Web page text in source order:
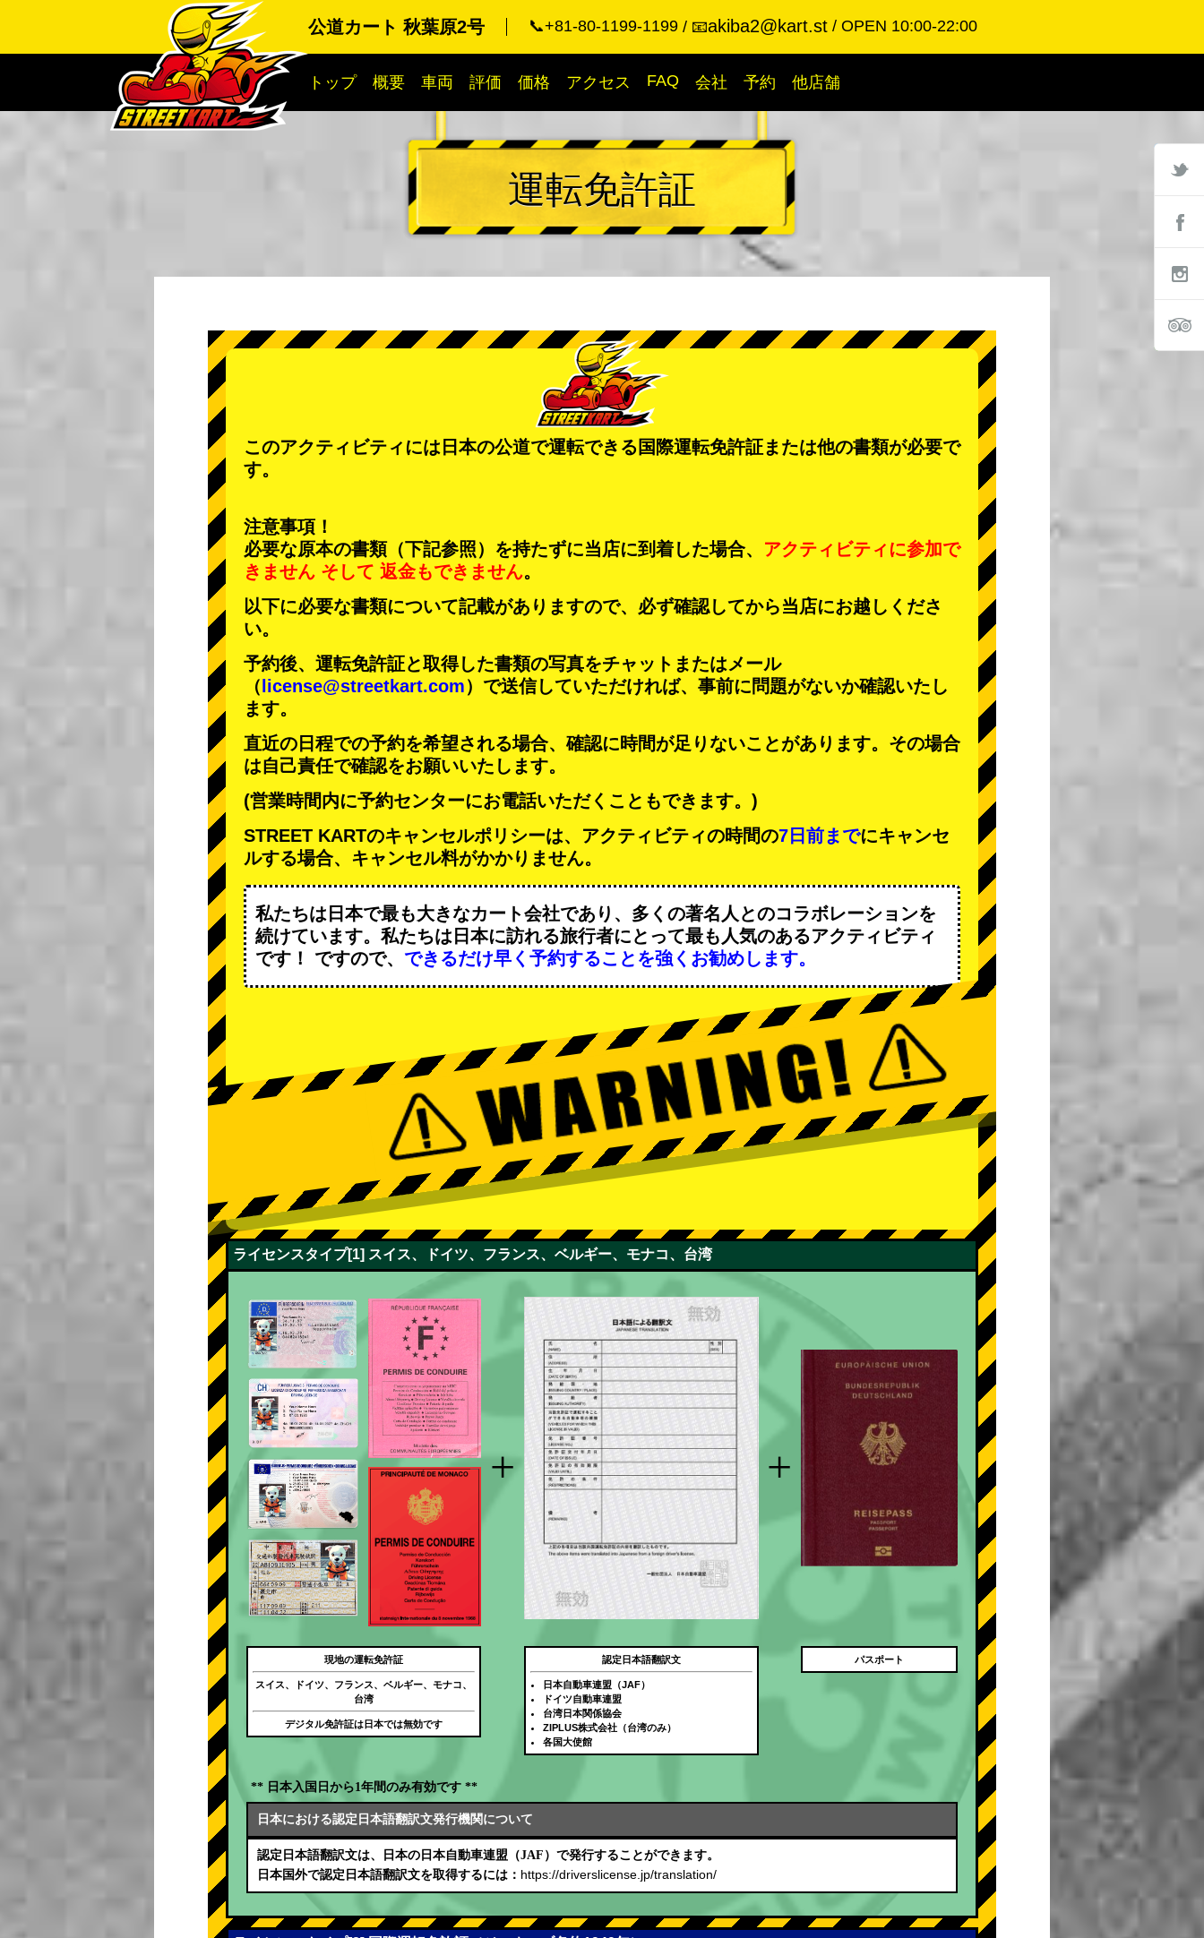
公道カート 秋葉原2号 📞+81-80-1199-1199 📧akiba2@kart.st OPEN 10:00-22:00
トップ 概要 車両 評価 価格 アクセス FAQ 会社 予約 他店舗
運転免許証
このアクティビティには日本の公道で運転できる国際運転免許証または他の書類が必要で
す。
注意事項！
必要な原本の書類（下記参照）を持たずに当店に到着した場合、 アクティビティに参加で
きません そして 返金もできません。
以下に必要な書類について記載がありますので、必ず確認してから当店にお越しくださ
い。
予約後、運転免許証と取得した書類の写真をチャットまたはメール
（ license@streetkart.com）で送信していただければ、事前に問題がないか確認いたし
ます。
直近の日程での予約を希望される場合、確認に時間が足りないことがあります。その場合
は自己責任で確認をお願いいたします。
(営業時間内に予約センターにお電話いただくこともできます。)
STREET KARTのキャンセルポリシーは、アクティビティの時間の7日前までにキャンセ
ルする場合、キャンセル料がかかりません。
私たちは日本で最も大きなカート会社であり、 多くの著名人 とのコラボレーションを
続けています。私たちは日本に訪れる旅行者にとって最も人気のあるアクティビティ
です！ ですので、 できるだけ早く予約することを強くお勧めします。
ライセンスタイプ[1] スイス、ドイツ、フランス、ベルギー、モナコ、台湾
+ +
現地の運転免許証
スイス、ドイツ、フランス、ベルギー、モナコ、
台湾
デジタル免許証は日本では無効です
認定日本語翻訳文
日本自動車連盟（JAF）
ドイツ自動車連盟
台湾日本関係協会
ZIPLUS株式会社（台湾のみ）
各国大使館
パスポート
** 日本入国日から1年間のみ有効です **
日本における認定日本語翻訳文発行機関について
認定日本語翻訳文は、日本の日本自動車連盟（JAF）で発行することができます。
日本国外で認定日本語翻訳文を取得するには： https://driverslicense.jp/translation/